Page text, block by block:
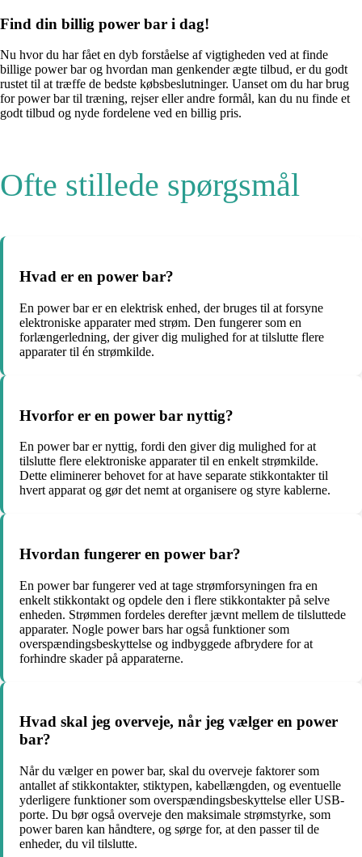
Find din billig power bar i dag!
Nu hvor du har fået en dyb forståelse af vigtigheden ved at finde
billige power bar og hvordan man genkender ægte tilbud, er du godt
rustet til at træffe de bedste købsbeslutninger. Uanset om du har brug
for power bar til træning, rejser eller andre formål, kan du nu finde et
godt tilbud og nyde fordelene ved en billig pris.
Ofte stillede spørgsmål
Hvad er en power bar?
En power bar er en elektrisk enhed, der bruges til at forsyne
elektroniske apparater med strøm. Den fungerer som en
forlængerledning, der giver dig mulighed for at tilslutte flere
apparater til én strømkilde.
Hvorfor er en power bar nyttig?
En power bar er nyttig, fordi den giver dig mulighed for at
tilslutte flere elektroniske apparater til en enkelt strømkilde.
Dette eliminerer behovet for at have separate stikkontakter til
hvert apparat og gør det nemt at organisere og styre kablerne.
Hvordan fungerer en power bar?
En power bar fungerer ved at tage strømforsyningen fra en
enkelt stikkontakt og opdele den i flere stikkontakter på selve
enheden. Strømmen fordeles derefter jævnt mellem de tilsluttede
apparater. Nogle power bars har også funktioner som
overspændingsbeskyttelse og indbyggede afbrydere for at
forhindre skader på apparaterne.
Hvad skal jeg overveje, når jeg vælger en power
bar?
Når du vælger en power bar, skal du overveje faktorer som
antallet af stikkontakter, stiktypen, kabellængden, og eventuelle
yderligere funktioner som overspændingsbeskyttelse eller USB-
porte. Du bør også overveje den maksimale strømstyrke, som
power baren kan håndtere, og sørge for, at den passer til de
enheder, du vil tilslutte.